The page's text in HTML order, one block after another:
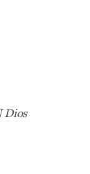
Dios